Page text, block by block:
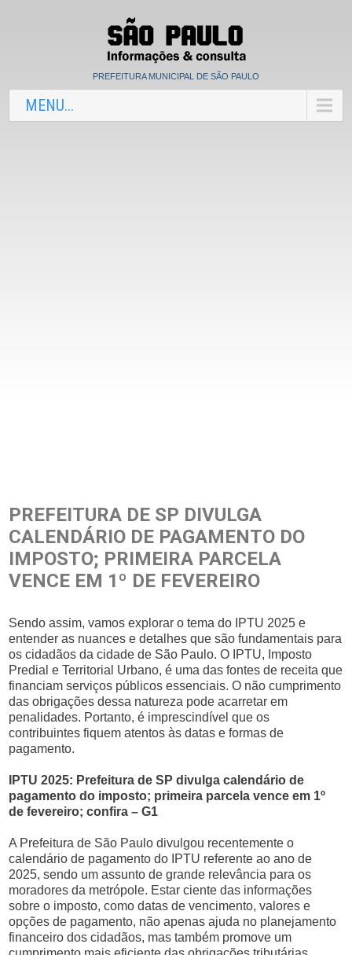
PREFEITURA MUNICIPAL DE SÃO PAULO
MENU...
PREFEITURA DE SP DIVULGA
CALENDÁRIO DE PAGAMENTO DO
IMPOSTO; PRIMEIRA PARCELA
VENCE EM 1º DE FEVEREIRO
Sendo assim, vamos explorar o tema do IPTU 2025 e
entender as nuances e detalhes que são fundamentais para
os cidadãos da cidade de São Paulo. O IPTU, Imposto
Predial e Territorial Urbano, é uma das fontes de receita que
financiam serviços públicos essenciais. O não cumprimento
das obrigações dessa natureza pode acarretar em
penalidades. Portanto, é imprescindível que os
contribuintes fiquem atentos às datas e formas de
pagamento.
IPTU 2025: Prefeitura de SP divulga calendário de
pagamento do imposto; primeira parcela vence em 1º
de fevereiro; confira – G1
A Prefeitura de São Paulo divulgou recentemente o
calendário de pagamento do IPTU referente ao ano de
2025, sendo um assunto de grande relevância para os
moradores da metrópole. Estar ciente das informações
sobre o imposto, como datas de vencimento, valores e
opções de pagamento, não apenas ajuda no planejamento
financeiro dos cidadãos, mas também promove um